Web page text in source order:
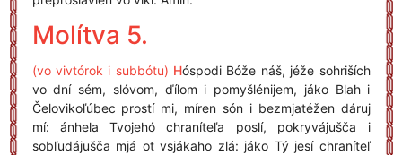
Molítva 5.
(vo vivtórok i subbótu) Hóspodi Bóže náš, jéže sohriších
vo dní sém, slóvom, ďílom i pomyšlénijem, jáko Blah i
Čelovikoľúbec prostí mi, míren són i bezmjatéžen dáruj
mí: ánhela Tvojehó chraníteľa poslí, pokryvájušča i
sobľudájušča mjá ot vsjákaho zlá: jáko Tý jesí chraníteľ